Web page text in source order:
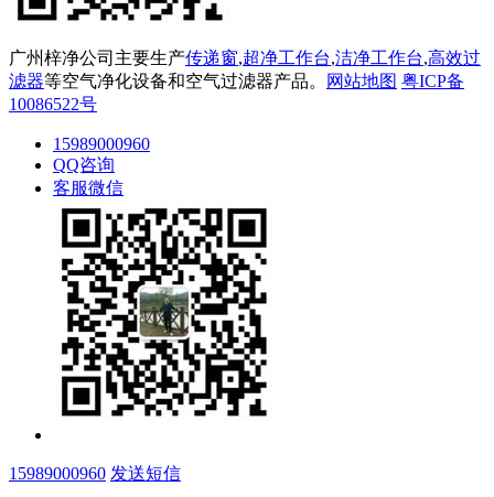
广州梓净公司主要生产传递窗,超净工作台,洁净工作台,高效过
滤器等空气净化设备和空气过滤器产品。 网站地图 粤ICP备
10086522号
15989000960
QQ咨询
客服微信
15989000960 发送短信